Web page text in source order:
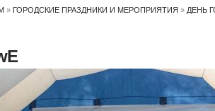
» ГОРОДСКИЕ ПРАЗДНИКИ И МЕРОПРИЯТИЯ » ДЕНЬ